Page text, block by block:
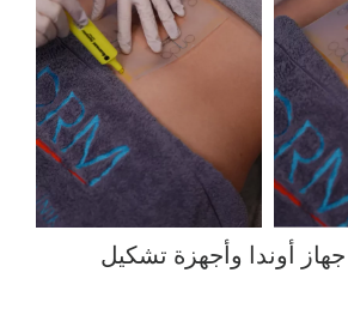
أوندا وأجهزة تشكيل